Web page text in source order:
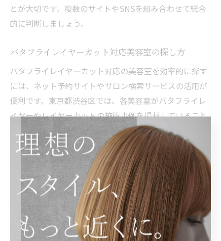
とが大切です。複数のサイトやSNSを組み合わせて総合
的に判断しましょう。
バタフライレイヤーカット対応美容室の探し方
バタフライレイヤーカット対応の美容室を効率的に探す
には、ネット予約サイトやサロン検索サービスの活用が
便利です。東京都渋谷区では、各美容室がバタフライレ
イヤーやレイヤーカットの施術事例を掲載していること
が多く、希望するスタイルに近い写真やメニュー内容を
チェックできます。
探し方のポイント
「バタフライレイヤーカット 渋谷区」などのキーワ
ードで検索
施術事例やスタイル写真が豊富な美容室を選ぶ
ネット予約時にカットメニューの詳細をしっかり確認